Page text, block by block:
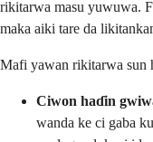
rikitarwa masu yuwuwa.
maka aiki tare da
Mafi yawan rikitarwa sun
Ciwon haɗin
wanda ke ci gaba